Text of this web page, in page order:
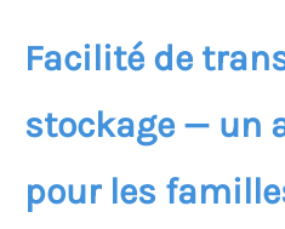
Facilité de
stockage — un
pour les